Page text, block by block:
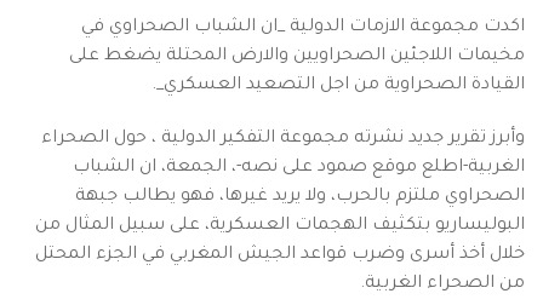
اكدت مجموعة الازمات الدولية _ان الشباب الصحراوي في
مخيمات اللاجئين الصحراويين والارض المحتلة يضغط على
القيادة الصحراوية من اجل التصعيد العسكري_.
وأبرز تقرير جديد نشرته مجموعة التفكير الدولية ، حول الصحراء
الغربية-اطلع موقع صمود على نصه-، الجمعة، ان الشباب
الصحراوي ملتزم بالحرب، ولا يريد غيرها، فهو يطالب جبهة
البوليساريو بتكثيف الهجمات العسكرية، على سبيل المثال من
خلال أخذ أسرى وضرب قواعد الجيش المغربي في الجزء المحتل
من الصحراء الغربية.